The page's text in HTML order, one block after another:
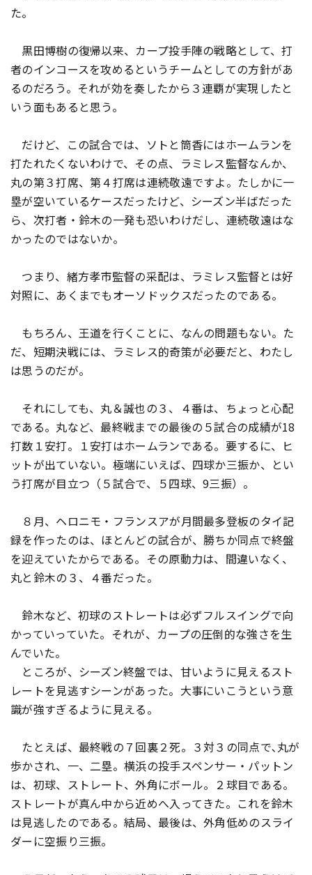
た。
黒田博樹の復帰以来、カープ投手陣の戦略として、打
者のインコースを攻めるというチームとしての方針があ
るのだろう。それが効を奏したから３連覇が実現したと
いう面もあると思う。
だけど、この試合では、ソトと筒香にはホームランを
打たれたくないわけで、その点、ラミレス監督なんか、
丸の第３打席、第４打席は連続敬遠ですよ。たしかに一
塁が空いているケースだったけど、シーズン半ばだった
ら、次打者・鈴木の一発も恐いわけだし、連続敬遠はな
かったのではないか。
つまり、緒方孝市監督の采配は、ラミレス監督とは好
対照に、あくまでもオーソドックスだったのである。
もちろん、王道を行くことに、なんの問題もない。た
だ、短期決戦には、ラミレス的奇策が必要だと、わたし
は思うのだが。
それにしても、丸＆誠也の３、４番は、ちょっと心配
である。丸など、最終戦までの最後の５試合の成績が18
打数１安打。１安打はホームランである。要するに、ヒ
ットが出ていない。極端にいえば、四球か三振か、とい
う打席が目立つ（５試合で、５四球、9三振）。
８月、ヘロニモ・フランスアが月間最多登板のタイ記
録を作ったのは、ほとんどの試合が、勝ちか同点で終盤
を迎えていたからである。その原動力は、間違いなく、
丸と鈴木の３、４番だった。
鈴木など、初球のストレートは必ずフルスイングで向
かっていっていた。それが、カープの圧倒的な強さを生
んでいた。
ところが、シーズン終盤では、甘いように見えるスト
レートを見逃すシーンがあった。大事にいこうという意
識が強すぎるように見える。
たとえば、最終戦の７回裏２死。３対３の同点で､丸が
歩かされ、一、二塁。横浜の投手スペンサー・パットン
は、初球、ストレート、外角にボール。２球目である。
ストレートが真ん中から近めへ入ってきた。これを鈴木
は見逃したのである。結局、最後は、外角低めのスライ
ダーに空振り三振。